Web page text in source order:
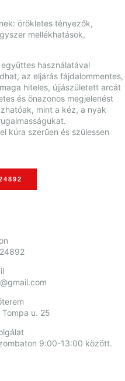
örökletes tényezők,
mellékhatások,
használatával
az eljárás fájdalommentes,
hiteles, újjászületett arcát
és önazonos megjelenést
mint a kéz, a nyak
kúra szerűen és szülessen
u. 25
9:00-13:00 között.